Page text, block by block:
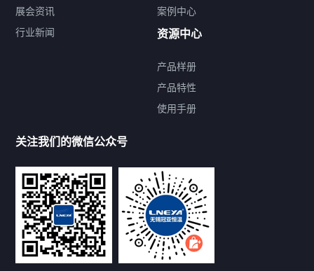
提交您的需求，免费获取产品资料
--亦可拨打我们的24小时服务咨询热线--
13912479193
展会资讯
行业新闻
案例中心
资源中心
产品样册
产品特性
使用手册
关注我们的微信公众号